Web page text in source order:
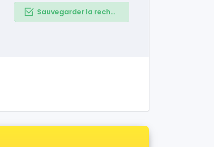
Sauvegarder la recherche